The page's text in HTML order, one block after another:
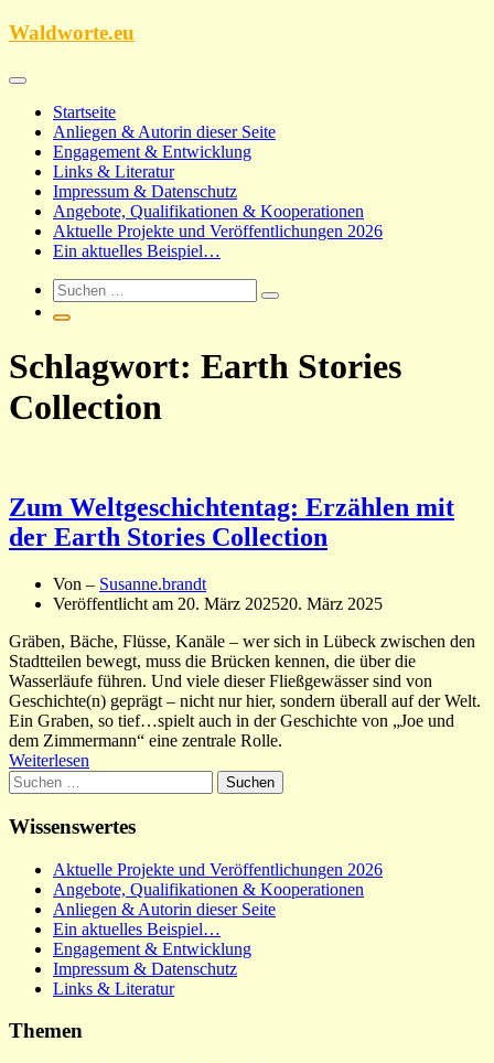
Zum
Waldworte.eu
Startseite
Anliegen & Autorin dieser Seite
Engagement & Entwicklung
Links & Literatur
Impressum & Datenschutz
Angebote, Qualifikationen & Kooperationen
Aktuelle Projekte und Veröffentlichungen 2026
Ein aktuelles Beispiel…
Schlagwort: Earth Stories
Collection
Zum Weltgeschichtentag: Erzählen mit
der Earth Stories Collection
Von – Susanne.brandt
Veröffentlicht am 20. März 202520. März 2025
Gräben, Bäche, Flüsse, Kanäle – wer sich in Lübeck zwischen den
Stadtteilen bewegt, muss die Brücken kennen, die über die
Wasserläufe führen. Und viele dieser Fließgewässer sind von
Geschichte(n) geprägt – nicht nur hier, sondern überall auf der Welt.
Ein Graben, so tief…spielt auch in der Geschichte von „Joe und
dem Zimmermann“ eine zentrale Rolle.
Weiterlesen
Suchen
nach:
Wissenswertes
Aktuelle Projekte und Veröffentlichungen 2026
Angebote, Qualifikationen & Kooperationen
Anliegen & Autorin dieser Seite
Ein aktuelles Beispiel…
Engagement & Entwicklung
Impressum & Datenschutz
Links & Literatur
Themen